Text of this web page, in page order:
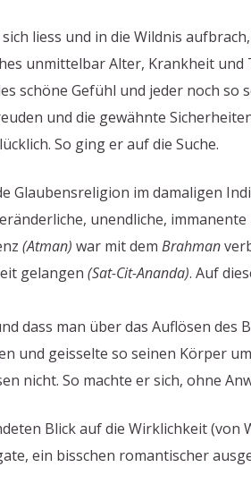
liess und in die Wildnis
unmittelbar Alter, Krankheit und
schöne Gefühl und jeder noch
und die gewähnte
So ging er auf die Suche.
im damaligen
unendliche,
(Atman) war mit dem Brahman
gelangen (Sat-Cit-Ananda). Auf
dass man über das Auflösen des
und geisselte so seinen Körper
nicht. So machte er sich, ohne
Blick auf die Wirklichkeit (von
ein bisschen romantischer